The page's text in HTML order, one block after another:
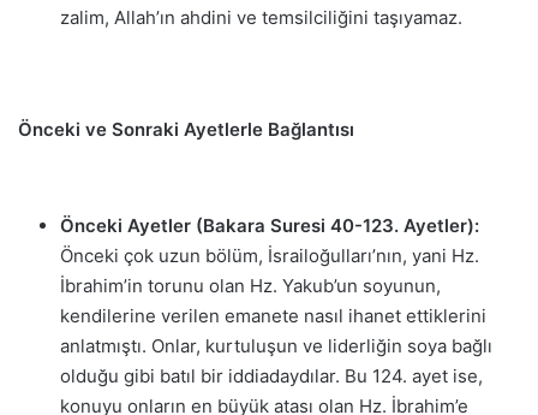
zalim, Allah’ın ahdini ve temsilciliğini taşıyamaz.
Önceki ve Sonraki Ayetlerle Bağlantısı
Önceki Ayetler (Bakara Suresi 40-123. Ayetler):
Önceki çok uzun bölüm, İsrailoğulları’nın, yani Hz.
İbrahim’in torunu olan Hz. Yakub’un soyunun,
kendilerine verilen emanete nasıl ihanet ettiklerini
anlatmıştı. Onlar, kurtuluşun ve liderliğin soya bağlı
olduğu gibi batıl bir iddiadaydılar. Bu 124. ayet ise,
konuyu onların en büyük atası olan Hz. İbrahim’e